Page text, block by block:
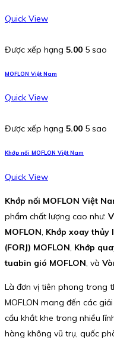
Quick View
Được xếp hạng 5.00 5 sao
MOFLON Việt Nam
Quick View
Được xếp hạng 5.00 5 sao
Khớp nối MOFLON Việt Nam
Quick View
Khớp nối MOFLON Việt
phẩm chất lượng cao như:
MOFLON, Khớp xoay thủy
(FORJ) MOFLON, Khớp
tuabin gió MOFLON, và
Là đơn vị tiên phong trong
MOFLON mang đến các
cầu khắt khe trong nhiều
hàng không vũ trụ, quốc